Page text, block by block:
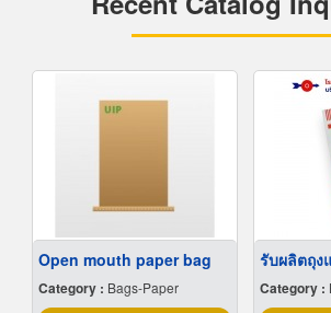
Open mouth paper bag
Category : Bags-Paper
รับผลิตถุง
Category :